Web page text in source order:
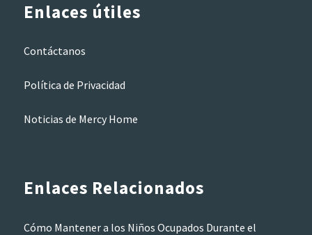
Enlaces útiles
Contáctanos
Política de Privacidad
Noticias de Mercy Home
Enlaces Relacionados
Cómo Mantener a los Niños Ocupados Durante el